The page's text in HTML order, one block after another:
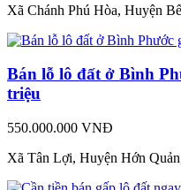
Xã Chánh Phú Hòa, Huyện
Bán lỗ lô đất ở Bình
triệu
550.000.000 VNĐ
Xã Tân Lợi, Huyện Hớn